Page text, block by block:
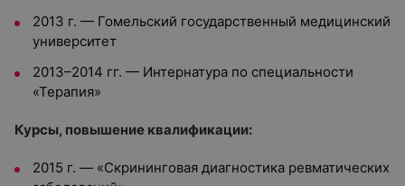
2013 г. — Гомельский государственный медицинский
университет
2013–2014 гг. — Интернатура по специальности
«Терапия»
Курсы, повышение квалификации:
2015 г. — «Скрининговая диагностика ревматических